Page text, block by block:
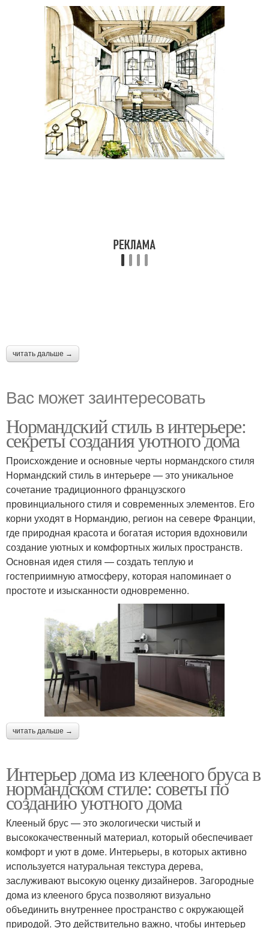
читать дальше →
Вас может заинтересовать
Нормандский стиль в интерьере:
секреты создания уютного дома
Происхождение и основные черты нормандского стиля
Нормандский стиль в интерьере — это уникальное
сочетание традиционного французского
провинциального стиля и современных элементов. Его
корни уходят в Нормандию, регион на севере Франции,
где природная красота и богатая история вдохновили
создание уютных и комфортных жилых пространств.
Основная идея стиля — создать теплую и
гостеприимную атмосферу, которая напоминает о
простоте и изысканности одновременно.
читать дальше →
Интерьер дома из клееного бруса в
нормандском стиле: советы по
созданию уютного дома
Клееный брус — это экологически чистый и
высококачественный материал, который обеспечивает
комфорт и уют в доме. Интерьеры, в которых активно
используется натуральная текстура дерева,
заслуживают высокую оценку дизайнеров. Загородные
дома из клееного бруса позволяют визуально
объединить внутреннее пространство с окружающей
природой. Это действительно важно, чтобы интерьер